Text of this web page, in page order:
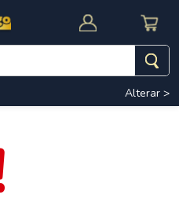
Alterar >